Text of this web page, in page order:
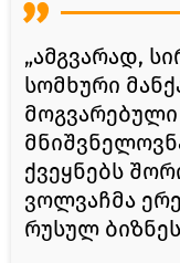
„ამგვარად,
სომხური
მოგვარებული
ქვეყნებს
ვოლვაჩმა
რუსულ